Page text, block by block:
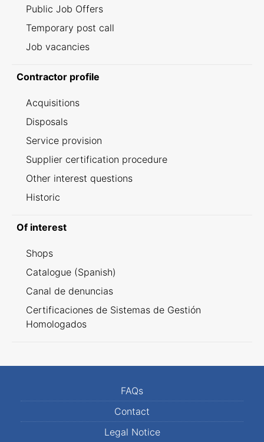
Public Job Offers
Temporary post call
Job vacancies
Contractor profile
Acquisitions
Disposals
Service provision
Supplier certification procedure
Other interest questions
Historic
Of interest
Shops
Catalogue (Spanish)
Canal de denuncias
Certificaciones de Sistemas de Gestión
Homologados
FAQs
Contact
Legal Notice